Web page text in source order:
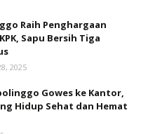
Raih Penghargaan
Sapu Bersih Tiga
2025
Gowes ke Kantor,
Hidup Sehat dan Hemat